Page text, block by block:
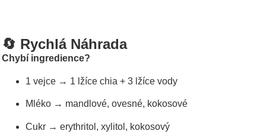
🔄 Rychlá Náhrada
Chybí ingredience?
1 vejce → 1 lžíce chia + 3 lžíce vody
Mléko → mandlové, ovesné, kokosové
Cukr → erythritol, xylitol, kokosový